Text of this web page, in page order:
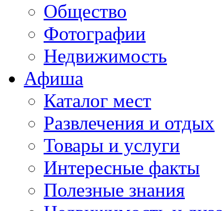
Общество
Фотографии
Недвижимость
Афиша
Каталог мест
Развлечения и отдых
Товары и услуги
Интересные факты
Полезные знания